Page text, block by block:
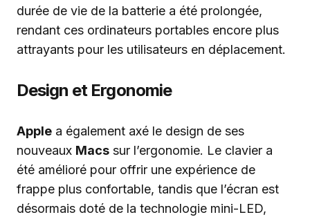
durée de vie de la batterie a été prolongée,
rendant ces ordinateurs portables encore plus
attrayants pour les utilisateurs en déplacement.
Design et Ergonomie
Apple a également axé le design de ses
nouveaux Macs sur l’ergonomie. Le clavier a
été amélioré pour offrir une expérience de
frappe plus confortable, tandis que l’écran est
désormais doté de la technologie mini-LED,